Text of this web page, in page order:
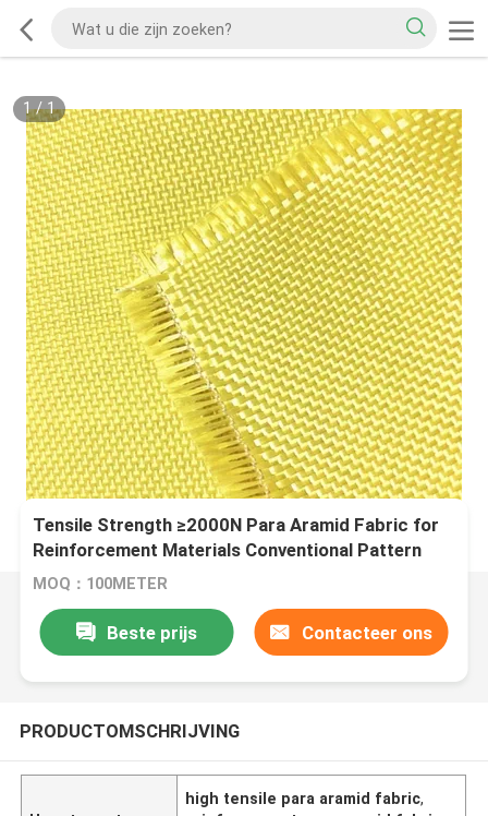
1/1
Tensile Strength ≥2000N Para Aramid Fabric for
Reinforcement Materials Conventional Pattern
MOQ：100METER
Beste prijs Contacteer ons
PRODUCTOMSCHRIJVING
high tensile para aramid fabric,